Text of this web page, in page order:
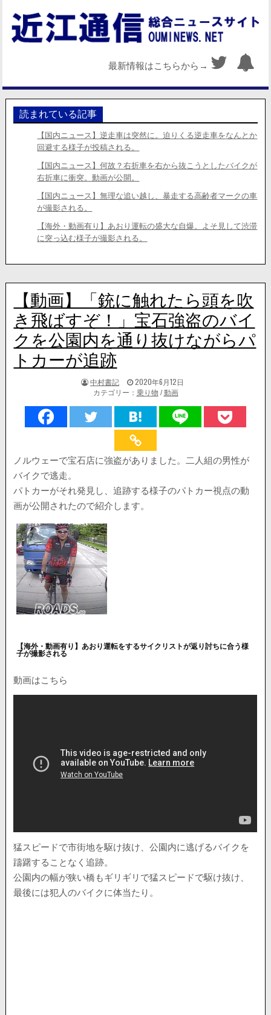
最新情報はこちらから→
読まれている記事
【国内ニュース】逆走車は突然に。迫りくる逆走車をなんとか
回避する様子が投稿される。
【国内ニュース】何故？右折車を右から抜こうとしたバイクが
右折車に衝突。動画が公開。
【国内ニュース】無理な追い越し、暴走する高齢者マークの車
が撮影される。
【海外・動画有り】あおり運転の盛大な自爆。よそ見して渋滞
に突っ込む様子が撮影される。
【動画】「銃に触れたら頭を吹
き飛ばすぞ！」宝石強盗のバイ
クを公園内を通り抜けながらパ
トカーが追跡
著
者:
中村書記
掲
載
日：
2020年6月12日
カテゴリー： 乗り物 /動画
ノルウェーで宝石店に強盗がありました。二人組の男性が
バイクで逃走。
パトカーがそれ発見し、追跡する様子のパトカー視点の動
画が公開されたので紹介します。
【海外・動画有り】あおり運転をするサイクリストが返り討ちに合う様
子が撮影される
動画はこちら
猛スピードで市街地を駆け抜け、公園内に逃げるバイクを
躊躇することなく追跡。
公園内の幅が狭い橋もギリギリで猛スピードで駆け抜け、
最後には犯人のバイクに体当たり。